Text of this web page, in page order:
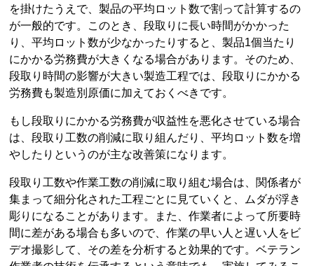
を掛けたうえで、製品の平均ロット数で割って計算するの
が一般的です。このとき、段取りに長い時間がかかった
り、平均ロット数が少なかったりすると、製品1個当たり
にかかる労務費が大きくなる場合があります。そのため、
段取り時間の影響が大きい製造工程では、段取りにかかる
労務費も製造別原価に加えておくべきです。
もし段取りにかかる労務費が収益性を悪化させている場合
は、段取り工数の削減に取り組んだり、平均ロット数を増
やしたりというのが主な改善策になります。
段取り工数や作業工数の削減に取り組む場合は、関係者が
集まって細分化された工程ごとに見ていくと、ムダが浮き
彫りになることがあります。また、作業者によって所要時
間に差がある場合も多いので、作業の早い人と遅い人をビ
デオ撮影して、その差を分析すると効果的です。ベテラン